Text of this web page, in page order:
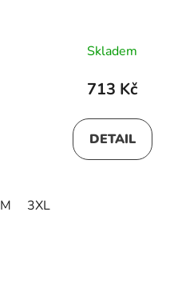
Skladem
713 Kč
DETAIL
M 3XL